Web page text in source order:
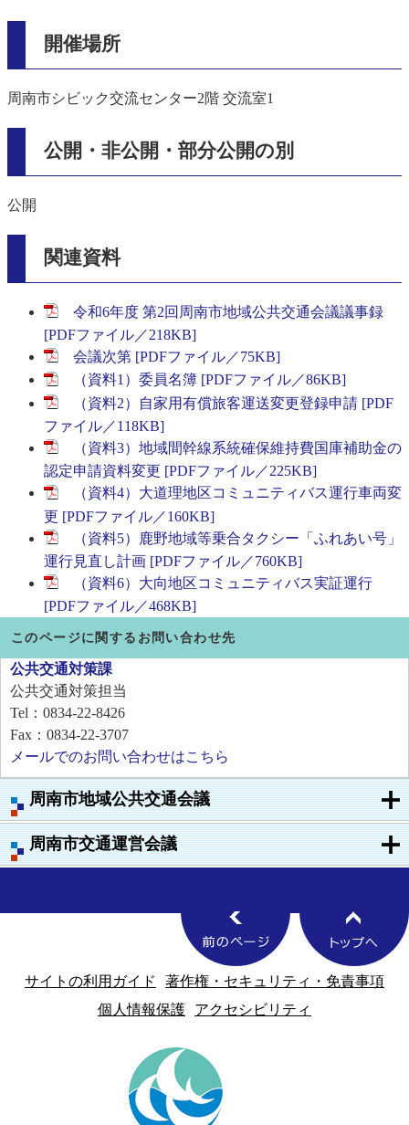
周南市地域公共交通会議
周南市交通運営会議
開催場所
周南市シビック交流センター2階 交流室1
公開・非公開・部分公開の別
公開
関連資料
令和6年度 第2回周南市地域公共交通会議議事録
[PDFファイル／218KB]
会議次第 [PDFファイル／75KB]
（資料1）委員名簿 [PDFファイル／86KB]
（資料2）自家用有償旅客運送変更登録申請 [PDF
ファイル／118KB]
（資料3）地域間幹線系統確保維持費国庫補助金の
認定申請資料変更 [PDFファイル／225KB]
（資料4）大道理地区コミュニティバス運行車両変
更 [PDFファイル／160KB]
（資料5）鹿野地域等乗合タクシー「ふれあい号」
運行見直し計画 [PDFファイル／760KB]
（資料6）大向地区コミュニティバス実証運行
[PDFファイル／468KB]
このページに関するお問い合わせ先
公共交通対策課
公共交通対策担当
Tel：0834-22-8426
Fax：0834-22-3707
メールでのお問い合わせはこちら
サイトの利用ガイド
著作権・セキュリティ・免責事項
個人情報保護
アクセシビリティ